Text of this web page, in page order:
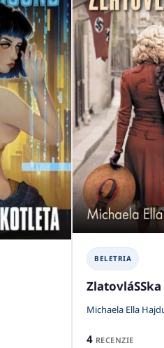
BELETRIA
ZlatovláSSka
Michaela Ella
4 RECENZIE